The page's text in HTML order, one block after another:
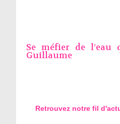
Se méfier de
Guillaume
Retrouvez notre fil